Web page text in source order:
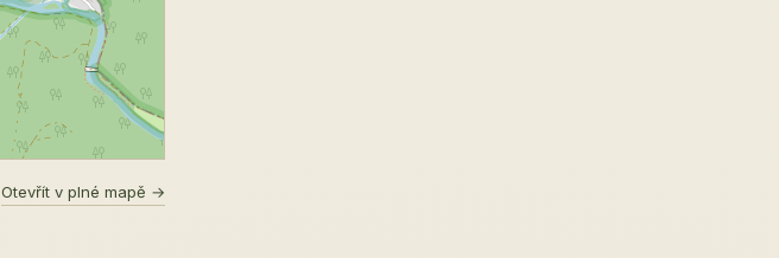
Otevřít v plné mapě →